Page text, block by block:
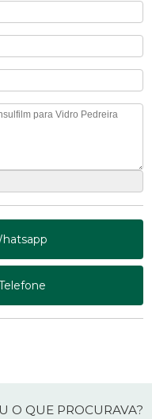
O QUE PROCURAVA?